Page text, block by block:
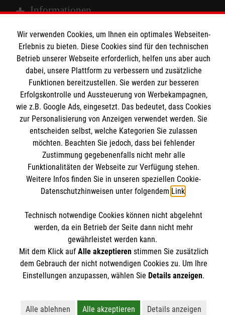
Angebote & Leistungen
Mitarbeiten
Wir Malteser
Informationen
Kontakt
Impressum
Datenschutz
Barrierefreiheit
Interner Bereich
Malteser online
Malteserorden
Malteser Jugend
Malteser International
Sharepoint
Spendenkonto
Empfänger: Malteser Hilfsdienst e.V.
IBAN: DE40 3706 0193 0102 9290 12
BIC: GENODED 1PAX
Soziale Netzwerke
Der Malteser Hilfsdienst e.V. ist als eingetragene
gemeinnützige Organisation von der Körperschafts- und
Gewerbesteuer befreit.
Wir verwenden Cookies, um Ihnen ein optimales Webseiten-
Erlebnis zu bieten. Diese Cookies sind für den technischen
Betrieb unserer Webseite erforderlich, helfen uns aber auch
dabei, unsere Plattform zu verbessern und zusätzliche
Funktionen bereitzustellen. Sie werden zur besseren
Erfolgskontrolle und Aussteuerung von Werbekampagnen,
wie z.B. Google Ads, eingesetzt. Das bedeutet, dass Cookies
zur Personalisierung von Anzeigen verwendet werden. Sie
entscheiden selbst, welche Kategorien Sie zulassen
möchten. Beachten Sie jedoch, dass bei fehlender
Zustimmung gegebenenfalls nicht mehr alle
Funktionalitäten der Webseite zur Verfügung stehen.
Weitere Infos finden Sie in unseren speziellen Cookie-
Datenschutzhinweisen unter folgendem Link.
Technisch notwendige Cookies können nicht abgelehnt
werden, da ein Betrieb der Seite dann nicht mehr
gewährleistet werden kann.
Mit dem Klick auf Alle akzeptierenstimmen Sie zusätzlich
dem Gebrauch der nicht notwendigen Cookies zu. Um Ihre
Einstellungen anzupassen, wählen Sie Details anzeigen.
Alle ablehnen Alle akzeptieren Details anzeigen